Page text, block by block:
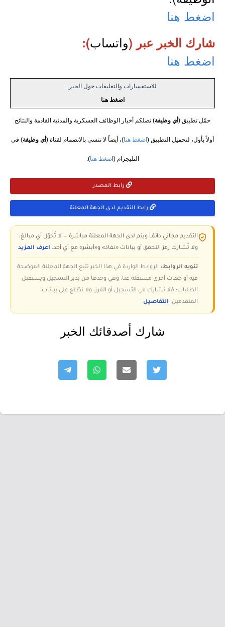
اضغط هنا
شارك الخبر عبر (واتساب):
اضغط هنا
للاستفسارات والتعليقات حول الخبر:
اضغط هنا
حمّل تطبيق ( أي وظيفة) تصلكم أخبار الوظائف العسكرية والمدنية القادمة والنتائج
أولاً بأول، لتحميل التطبيق ( اضغط هنا)، أيضاً لا تنسى بالانضمام لقناة ( أي وظيفة) في
التليجرام (اضغط هنا).
رابط المصدر
رابط التقديم لدى الجهة المعلنة
التقديم مجاني دائمًا ويتم لدى الجهة المعلنة مباشرة — لا تُحوّل أي مبالغ،
ولا تُشارك رمز التحقق أو بيانات «نفاذ» و«أبشر» مع أي أحد. اعرف المزيد
تنويه الروابط: الروابط الواردة في هذا الخبر تتبع الجهة المعلنة الموضحة
فيه أو جهات أخرى مستقلة عنا، وهي وحدها من يدير التسجيل ويستقبل
الطلبات؛ فلا نشارك في التسجيل أو الفرز، ولا نطّلع على بيانات
المتقدمين. التفاصيل
شارك أصدقائك الخبر